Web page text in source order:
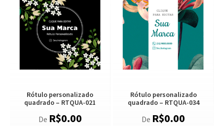
Rótulo personalizado
quadrado – RTQUA-021
De R$0.00
Rótulo personalizado
quadrado – RTQUA-034
De R$0.00